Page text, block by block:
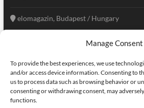
Manage Consent
To provide the best experiences, we use
and/or access device information. Consenting to
us to process data such as browsing behavior or
consenting or withdrawing consent, may
functions.
elomagazin, Budapest / Hungary
szerkesztoseg@elomagazin.com
elomagazin